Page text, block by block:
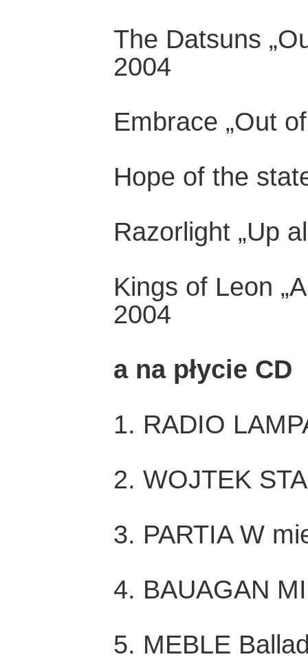
The Datsuns
2004
Embrace „Out
Hope of the
Razorlight „Up
Kings of Leon
2004
a na płycie CD
1. RADIO
2. WOJTEK
3. PARTIA W
4. BAUAGAN
5. MEBLE